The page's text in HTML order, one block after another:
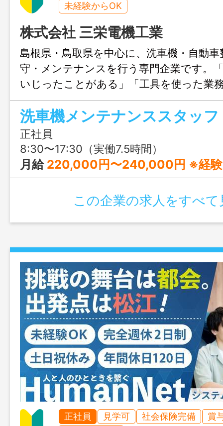
未経験からOK
株式会社 三栄電機工業
島根県・鳥取県を中心に、洗車機・自動
守・メンテナンスを行う専門企業です。
いじったことがある」「工具を使った業
といった、あなたのスキルを求めていま
隔週土曜出勤、景気に左右されない安定
の経験を活かして長く腰を据えて働きま
洗車機メンテナンススタッフ
正社員
8:30〜17:30（実働7.5時間）
月給 220,000円〜240,000円 ※経験・ス
この企業の求人をすべて
正社員 見学可 社会保険完備
賞